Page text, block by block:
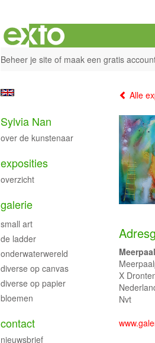
Beheer je site of maak een gratis
Alle
X
Nvt
Sylvia Nan
over de kunstenaar
exposities
overzicht
galerie
small art
de ladder
onderwaterwereld
diverse op canvas
diverse op papier
bloemen
contact
nieuwsbrief